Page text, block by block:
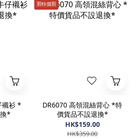
襯衫 *
*
🈹️特價🈹️
DR6070 高領混絲背心 *特
價貨品不設退換*
HK$159.00
HK$359.00